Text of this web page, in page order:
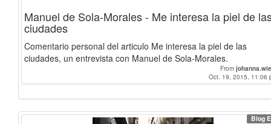
Manuel de Sola-Morales - Me interesa la piel de
ciudades
Comentario personal del articulo Me interesa la piel de las
ciudades, un entrevista con Manuel de Sola-Morales.
From
Oct. 19, 2015, 11:06
Blog